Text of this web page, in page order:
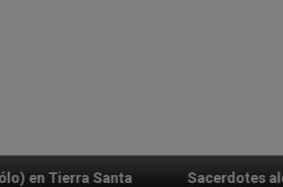
Sacerdotes alemanes fieles al Papa